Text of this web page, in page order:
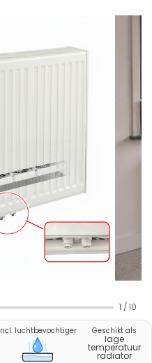
1 / 10
luchtbevochtiger Geschikt als
lage
temperatuur
radiator